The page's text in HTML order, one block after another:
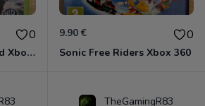
0
Lego - Jurassic World Xbox 360
9.90 € 0
Sonic Free Riders Xbox 360
TheGamingR83